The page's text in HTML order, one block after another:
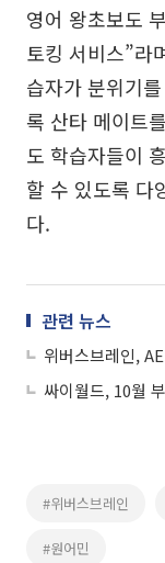
영어 왕초보도
토킹 서비스”라
습자가 분위기
록 산타 메이트
도 학습자들이
할 수 있도록 다
다.
관련 뉴스
위버스브레인,
#위버스브레인
#원어민